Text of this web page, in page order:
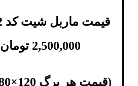
قیمت ماربل شیت کد 8012 سامیت
2,500,000 تومان
(قیمت هر برگ 120×280 سانتی‌متر